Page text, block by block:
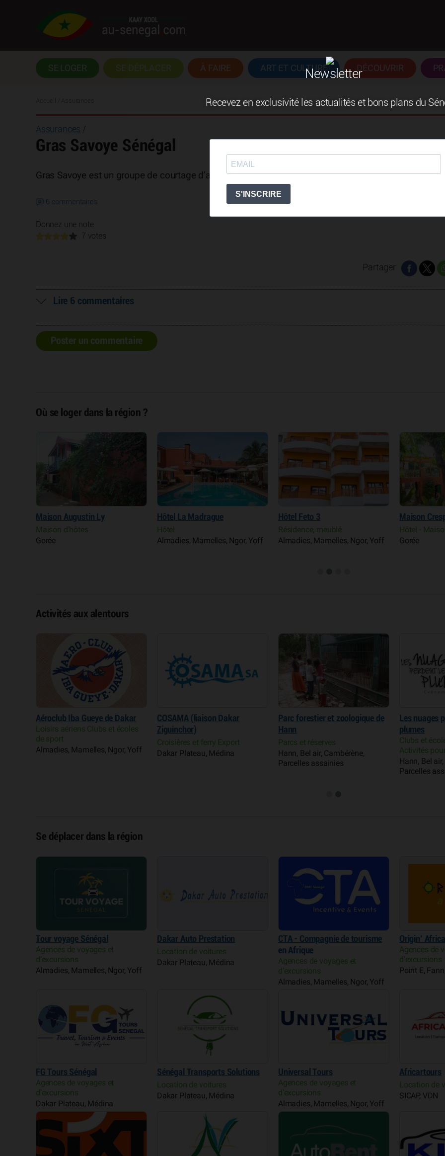
SE LOGER SE DÉPLACER À FAIRE ART ET CULTURE DÉCOUVRIR
Assurances /
Gras Savoye Sénégal
Gras Savoye est un groupe de courtage d’assurance, de réassurance et de management des risques.
6 commentaires
Donnez une note
7 votes
Partager
Lire 6 commentaires
Poster un commentaire
Où se loger dans la région ?
Hôtel La Madrague
Hôtel
Almadies, Mamelles, Ngor, Yoff
Hôtel Feto 3
Résidence, meublé
Almadies, Mamelles, Ngor, Yoff
Maison Crespin
Hôtel - Maison d'hôtes
Gorée
King Fahd
Hôtel
Almadies,
Activités aux alentours
COSAMA (liaison Dakar
Ziguinchor)
Croisières et ferry Export
Dakar Plateau, Médina
Parc forestier et zoologique de
Hann
Parcs et réserves
Hann, Bel air, Cambérène,
Les nuages perdent leurs
plumes
Clubs et écoles de sport
Activités pour les enfants
Hann, Bel air, Cambérène,
Parc des îles
Parcs et
Dakar
Se déplacer dans la région
Tour voyage Sénégal
Agences de voyages et
d’excursions
Almadies, Mamelles, Ngor, Yoff
Dakar Auto Prestation
Location de voitures
Dakar Plateau, Médina
CTA - Compagnie de tourisme
en Afrique
Agences de voyages et
d’excursions
Almadies, Mamelles, Ngor, Yoff
Origin’ Africa
Agences de
d’excursions
Point E,
FG Tours Sénégal
Agences de voyages et
d’excursions
Dakar Plateau, Médina
Sénégal Transports Solutions
Location de voitures
Dakar Plateau, Médina
Universal Tours
Agences de voyages et
d’excursions
Almadies, Mamelles, Ngor, Yoff
Africartours
Location de
SICAP, VDN
Newsletter
Recevez en exclusivité les actualités et bons plans du